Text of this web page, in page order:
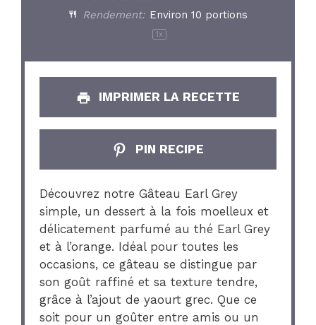
Rendement: Environ 10 portions
1x
IMPRIMER LA RECETTE
PIN RECIPE
Découvrez notre Gâteau Earl Grey
simple, un dessert à la fois moelleux et
délicatement parfumé au thé Earl Grey
et à l’orange. Idéal pour toutes les
occasions, ce gâteau se distingue par
son goût raffiné et sa texture tendre,
grâce à l’ajout de yaourt grec. Que ce
soit pour un goûter entre amis ou un